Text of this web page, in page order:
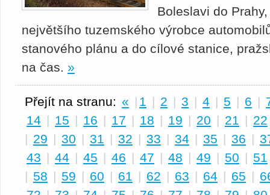
Boleslavi do
největšího tuzemského výrobce
stanového plánu a do cílové stanice,
na čas. »
Přejít na stranu: « | 1 | 2 | 3 | 4 | 5 | 6 |
14 | 15 | 16 | 17 | 18 | 19 | 20 | 21 | 22
| 29 | 30 | 31 | 32 | 33 | 34 | 35 | 36 |
43 | 44 | 45 | 46 | 47 | 48 | 49 | 50 | 51
| 58 | 59 | 60 | 61 | 62 | 63 | 64 | 65 |